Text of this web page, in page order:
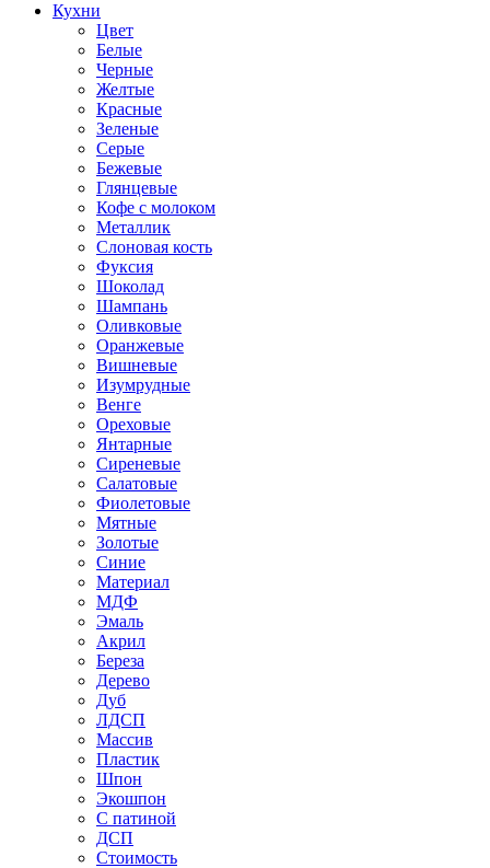
Кухни
Цвет
Белые
Черные
Желтые
Красные
Зеленые
Серые
Бежевые
Глянцевые
Кофе с молоком
Металлик
Слоновая кость
Фуксия
Шоколад
Шампань
Оливковые
Оранжевые
Вишневые
Изумрудные
Венге
Ореховые
Янтарные
Сиреневые
Салатовые
Фиолетовые
Мятные
Золотые
Синие
Материал
МДФ
Эмаль
Акрил
Береза
Дерево
Дуб
ЛДСП
Массив
Пластик
Шпон
Экошпон
С патиной
ДСП
Стоимость